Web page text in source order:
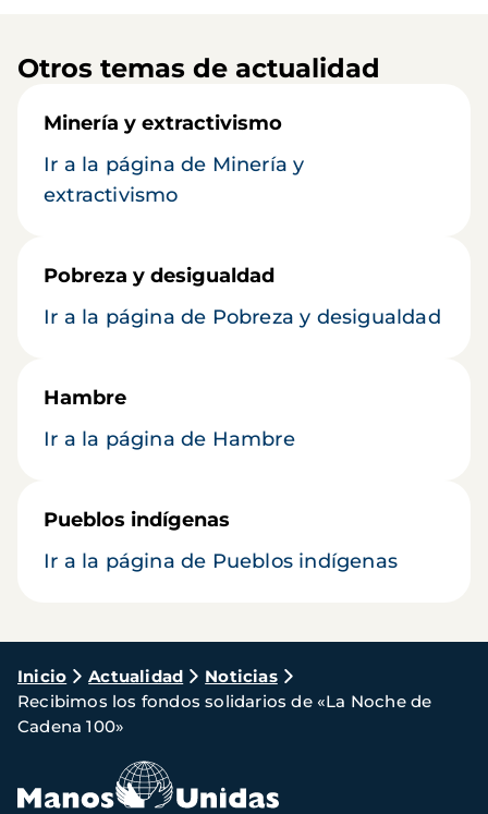
Otros temas de actualidad
Minería y extractivismo
Ir a la página de Minería y
extractivismo
Pobreza y desigualdad
Ir a la página de Pobreza y desigualdad
Hambre
Ir a la página de Hambre
Pueblos indígenas
Ir a la página de Pueblos indígenas
Ruta
de
navegación
Inicio Actualidad
Noticias
Recibimos los fondos solidarios de «La Noche de
Cadena 100»